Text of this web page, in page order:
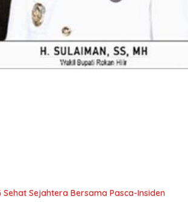
Sehat Sejahtera Bersama Pasca-Insiden